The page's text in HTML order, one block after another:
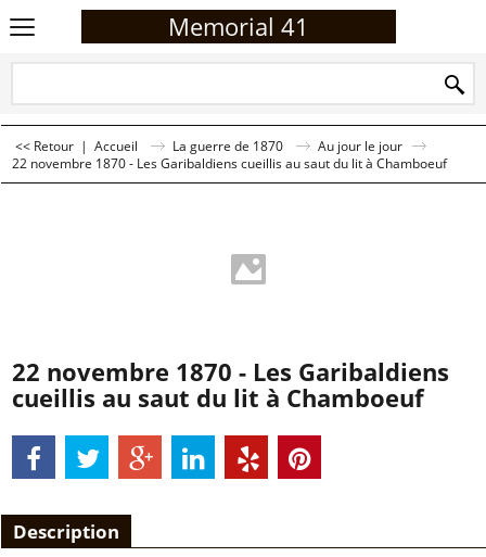
Memorial 41
<< Retour | Accueil La guerre de 1870
Au jour le jour
22 novembre 1870 - Les Garibaldiens cueillis au saut du lit à Chamboeuf
22 novembre 1870 - Les Garibaldiens
cueillis au saut du lit à Chamboeuf
Description